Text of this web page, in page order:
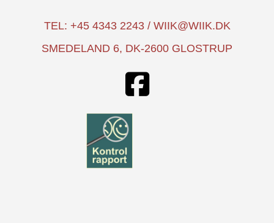
TEL: +45 4343 2243 / WIIK@WIIK.DK
SMEDELAND 6, DK-2600 GLOSTRUP